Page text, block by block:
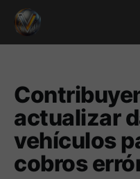
actualizar
vehículos
cobros